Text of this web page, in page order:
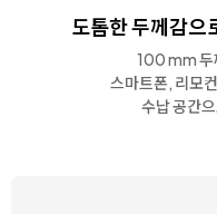
도톰한 두께감으
100 mm 두
스마트폰, 리모
수납 공간